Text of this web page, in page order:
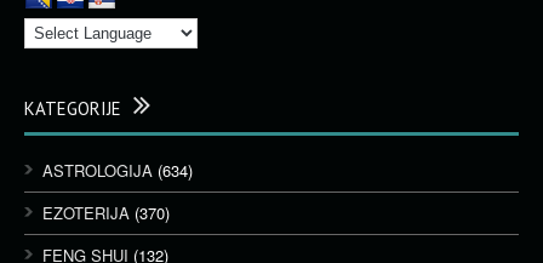
KATEGORIJE
ASTROLOGIJA (634)
EZOTERIJA (370)
FENG SHUI (132)